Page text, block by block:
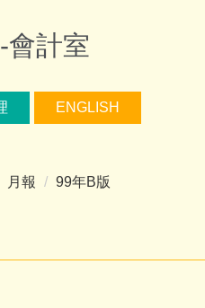
會計室
ENGLISH
月報 99年B版